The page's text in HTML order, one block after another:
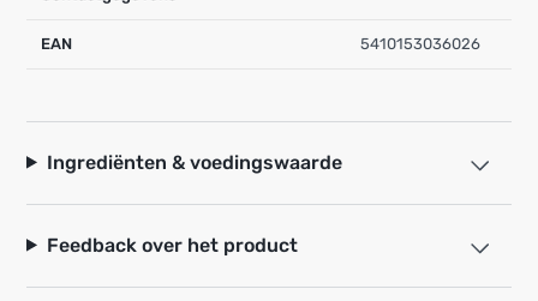
EAN 5410153036026
Ingrediënten & voedingswaarde
Feedback over het product